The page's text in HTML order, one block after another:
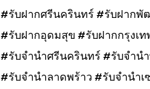
#รับฝากศรีนครินทร์ #รับฝากพั
#รับฝากอุดมสุข #รับฝากกรุงเท
#รับจำนำศรีนครินทร์ #รับจำน
#รับจำนำลาดพร้าว #รับจำนำ